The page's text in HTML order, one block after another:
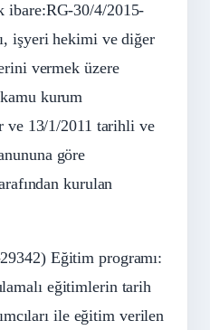
30/4/2015-
işyeri hekimi ve diğer
vermek üzere
kurum
ve 13/1/2011 tarihli ve
göre
kurulan
Eğitim programı:
eğitimlerin tarih
ile eğitim verilen